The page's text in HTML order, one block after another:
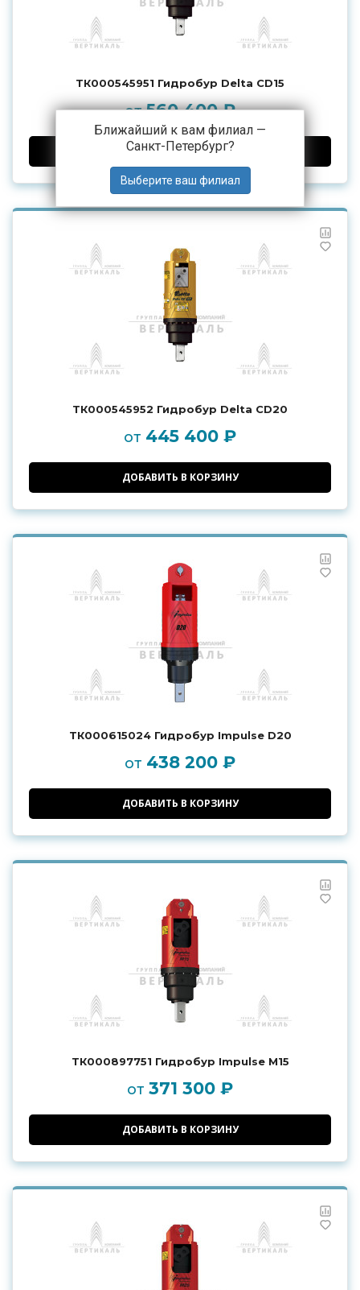
Ближайший к вам филиал —
Санкт-Петербург?
ТК000545951 Гидробур Delta CD15
от560 400 ₽
ДОБАВИТЬ В КОРЗИНУ
ТК000545952 Гидробур Delta CD20
от 445 400 ₽
ДОБАВИТЬ В КОРЗИНУ
ТК000615024 Гидробур Impulse D20
от 438 200 ₽
ДОБАВИТЬ В КОРЗИНУ
ТК000897751 Гидробур Impulse M15
от 371 300 ₽
ДОБАВИТЬ В КОРЗИНУ